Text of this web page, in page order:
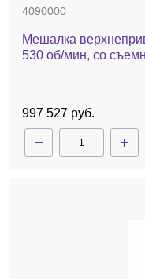
4090000
Мешалка
530 об/мин, со
997 527 руб.